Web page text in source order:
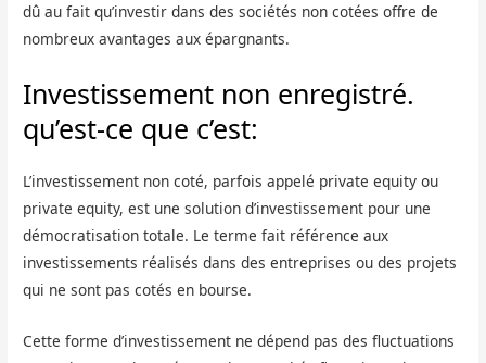
dû au fait qu’investir dans des sociétés non cotées offre de
nombreux avantages aux épargnants.
Investissement non enregistré.
qu’est-ce que c’est:
L’investissement non coté, parfois appelé private equity ou
private equity, est une solution d’investissement pour une
démocratisation totale. Le terme fait référence aux
investissements réalisés dans des entreprises ou des projets
qui ne sont pas cotés en bourse.
Cette forme d’investissement ne dépend pas des fluctuations